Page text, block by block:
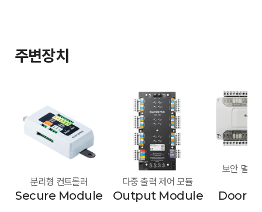
주변장치
분리형 컨트롤러
Secure Module
다중 출력 제어 모듈
Output Module
보안 멀티
Door